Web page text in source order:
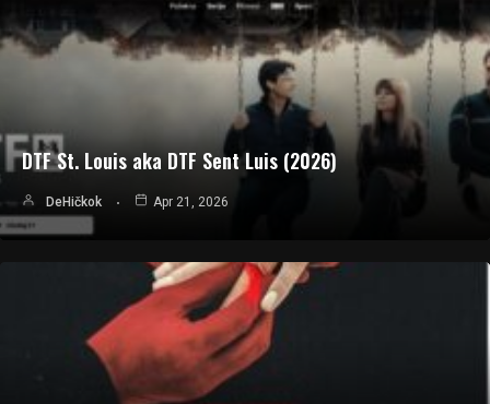
DTF St. Louis aka DTF Sent Luis (2026)
DeHičkok Apr 21, 2026